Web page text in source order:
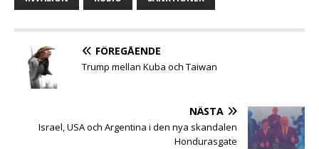
o
e
A
n
r
r
FÖREGÅENDE
Trump mellan Kuba och Taiwan
NÄSTA
Israel, USA och Argentina i den nya skandalen
Hondurasgate